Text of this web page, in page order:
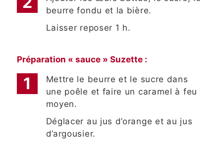
beurre fondu et la bière.
Laisser reposer 1 h.
Préparation « sauce » Suzette :
Mettre le beurre et le sucre dans
une poêle et faire un caramel à feu
moyen.
Déglacer au jus d’orange et au jus
d’argousier.